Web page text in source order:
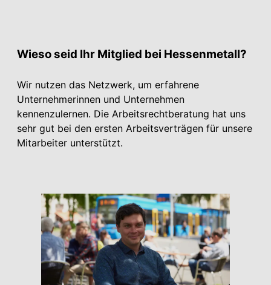
Wieso seid Ihr Mitglied bei Hessenmetall?
Wir nutzen das Netzwerk, um erfahrene
Unternehmerinnen und Unternehmen
kennenzulernen. Die Arbeitsrechtberatung hat uns
sehr gut bei den ersten Arbeitsverträgen für unsere
Mitarbeiter unterstützt.